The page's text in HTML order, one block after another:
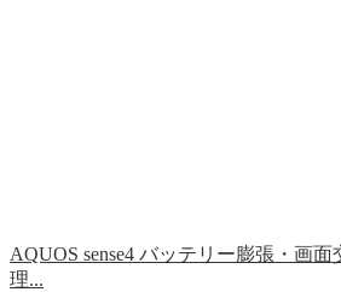
AQUOS sense4 バッテリー膨張・画面
理...